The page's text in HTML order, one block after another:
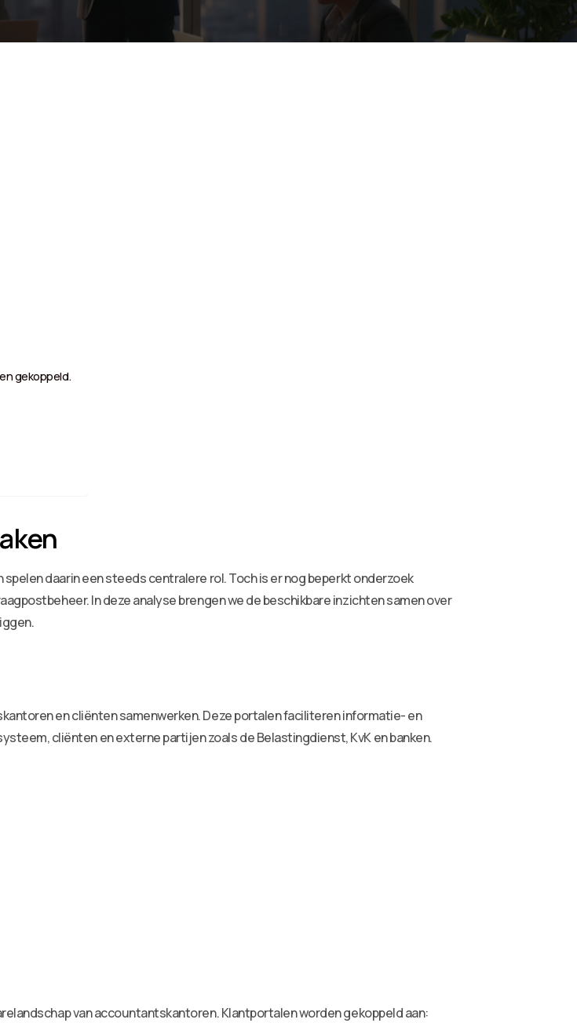
gekoppeld.
daarin een steeds centralere rol. Toch is er nog beperkt onderzoek
In deze analyse brengen we de beschikbare inzichten samen over
en cliënten samenwerken. Deze portalen faciliteren informatie- en
cliënten en externe partijen zoals de Belastingdienst, KvK en banken.
van accountantskantoren. Klantportalen worden gekoppeld aan: